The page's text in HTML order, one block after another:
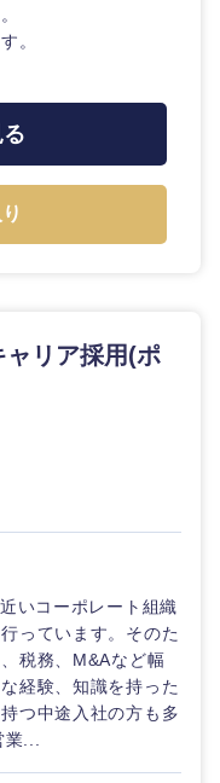
。
リア採用(ポ
いコーポレート組織
っています。そのた
税務、M&Aなど幅
経験、知識を持った
つ中途入社の方も多
...